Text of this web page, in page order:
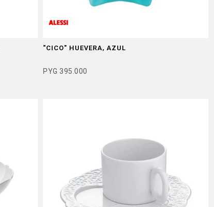
"CICO" HUEVERA, AZUL
PYG 395.000